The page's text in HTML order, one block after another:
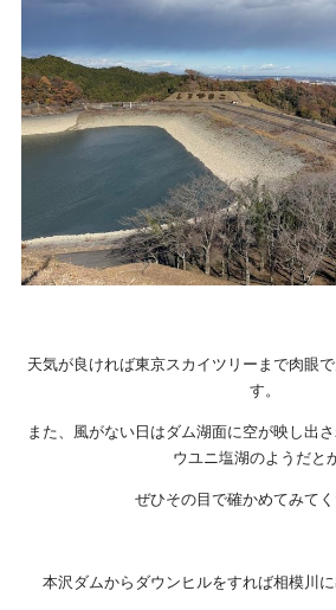
天気が良ければ東京スカイツリーまで肉眼
す。
また、風がない日はダム湖面に空が映し出
ウユニ塩湖のようだと
ぜひその目で確かめてみてく
本沢ダムからダウンヒルをすれば相模川に